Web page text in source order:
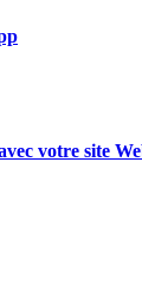
votre site